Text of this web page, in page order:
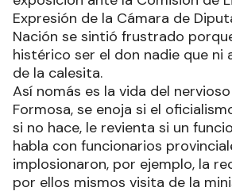
Expresión de la Cámara de
Nación se sintió frustrado
histérico ser el don nadie que ni
de la calesita.
Así nomás es la vida del
Formosa, se enoja si el
si no hace, le revienta si un
habla con funcionarios
implosionaron, por ejemplo, la
por ellos mismos visita de la